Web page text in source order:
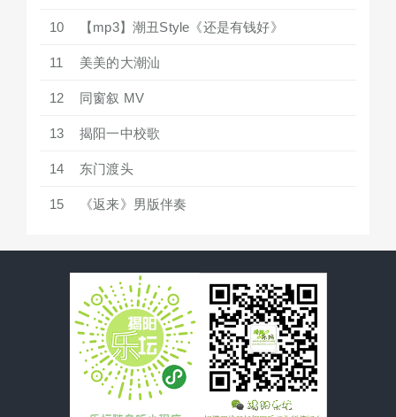
10 【mp3】潮丑Style《还是有钱好》
11 美美的大潮汕
12 同窗叙 MV
13 揭阳一中校歌
14 东门渡头
15 《返来》男版伴奏